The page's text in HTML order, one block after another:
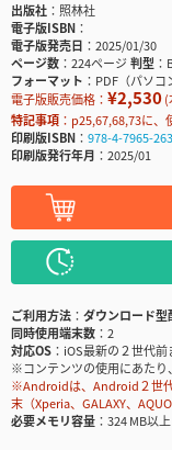
出版社
照林社
電子版ISBN
電子版発売日
2025/01/30
ページ数
224ページ判型
フォーマット
PDF（パソコ
電子版販売価格： ¥2,530(
特記事項
p25,67,68,73に、
印刷版ISBN
978-4-7965-
印刷版発行年月
2025/01
ご利用方法
ダウンロード型
同時使用端末数
2
対応OS
iOS最新の２世代
※コンテンツの使用にあた
※Androidは、Android２世
末（Xperia、GALAXY、
必要メモリ容量
324 MB以上